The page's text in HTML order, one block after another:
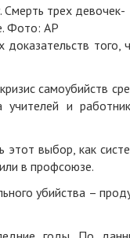
Смерть трех девочек-
Фото: AP
доказательств того,
самоубийств
и
выбор, как
в профсоюзе.
убийства –